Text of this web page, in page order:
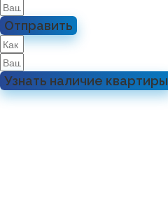
Отправить
Узнать наличие квартиры